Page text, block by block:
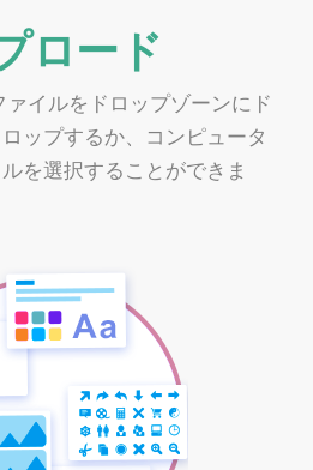
ロード
ァイルをドロップゾーンにド
ップするか、コンピュータ
を選択することができま